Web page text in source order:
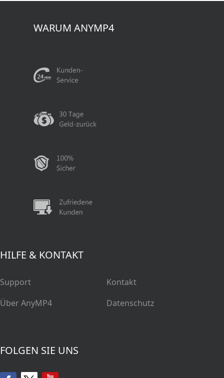
WARUM ANYMP4
HILFE & KONTAKT
Support
Kontakt
Über AnyMP4
Datenschutz
FOLGEN SIE UNS